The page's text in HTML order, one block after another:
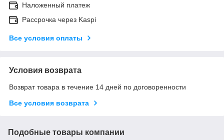
Наложенный платеж
Рассрочка через Kaspi
Все условия оплаты
Условия возврата
Возврат товара в течение 14 дней по договоренности
Все условия возврата
Подобные товары компании